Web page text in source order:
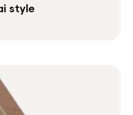
style